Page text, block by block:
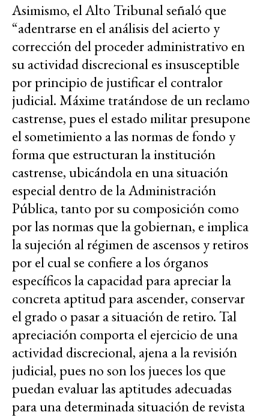
Asimismo, el Alto Tribunal señaló que
“adentrarse en el análisis del acierto y
corrección del proceder administrativo en
su actividad discrecional es insusceptible
por principio de justificar el contralor
judicial. Máxime tratándose de un reclamo
castrense, pues el estado militar presupone
el sometimiento a las normas de fondo y
forma que estructuran la institución
castrense, ubicándola en una situación
especial dentro de la Administración
Pública, tanto por su composición como
por las normas que la gobiernan, e implica
la sujeción al régimen de ascensos y retiros
por el cual se confiere a los órganos
específicos la capacidad para apreciar la
concreta aptitud para ascender, conservar
el grado o pasar a situación de retiro. Tal
apreciación comporta el ejercicio de una
actividad discrecional, ajena a la revisión
judicial, pues no son los jueces los que
puedan evaluar las aptitudes adecuadas
para una determinada situación de revista